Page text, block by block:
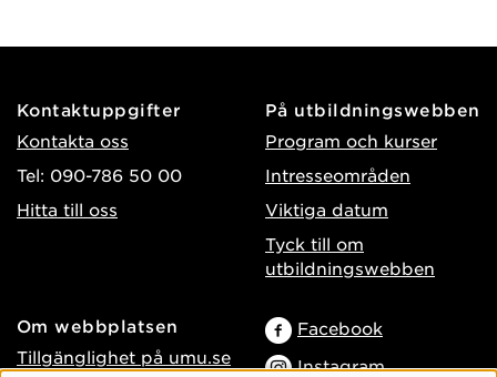
Kontaktuppgifter
Kontakta oss
Tel: 090-786 50 00
Hitta till oss
På utbildningswebben
Program och kurser
Intresseområden
Viktiga datum
Tyck till om
utbildningswebben
Om webbplatsen
Tillgänglighet på umu.se
Facebook
Instagram